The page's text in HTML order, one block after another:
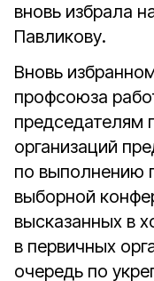
вновь избрала
Павликову.
Вновь
профсоюза
председателям
организаций
по выполнению
выборной
высказанных в
в первичных
очередь по